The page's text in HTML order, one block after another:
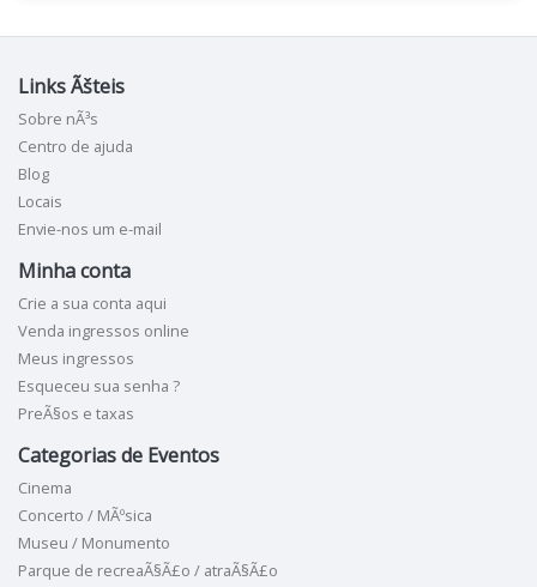
Links Ãšteis
Sobre nÃ³s
Centro de ajuda
Blog
Locais
Envie-nos um e-mail
Minha conta
Crie a sua conta aqui
Venda ingressos online
Meus ingressos
Esqueceu sua senha ?
PreÃ§os e taxas
Categorias de Eventos
Cinema
Concerto / MÃºsica
Museu / Monumento
Parque de recreaÃ§Ã£o / atraÃ§Ã£o